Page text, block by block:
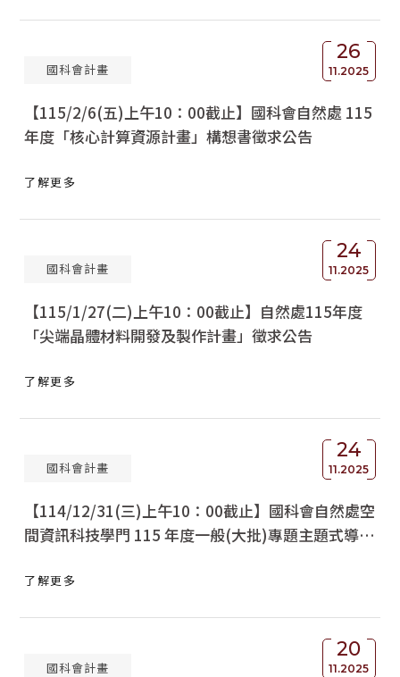
26
11.2025
國科會計畫
【115/2/6(五)上午10：00截止】國科會自然處 115
年度「核心計算資源計畫」構想書徵求公告
了解更多
24
11.2025
國科會計畫
【115/1/27(二)上午10：00截止】自然處115年度
「尖端晶體材料開發及製作計畫」徵求公告
了解更多
24
11.2025
國科會計畫
【114/12/31(三)上午10：00截止】國科會自然處空
間資訊科技學門 115 年度一般(大批)專題主題式導向
了解更多
20
11.2025
國科會計畫